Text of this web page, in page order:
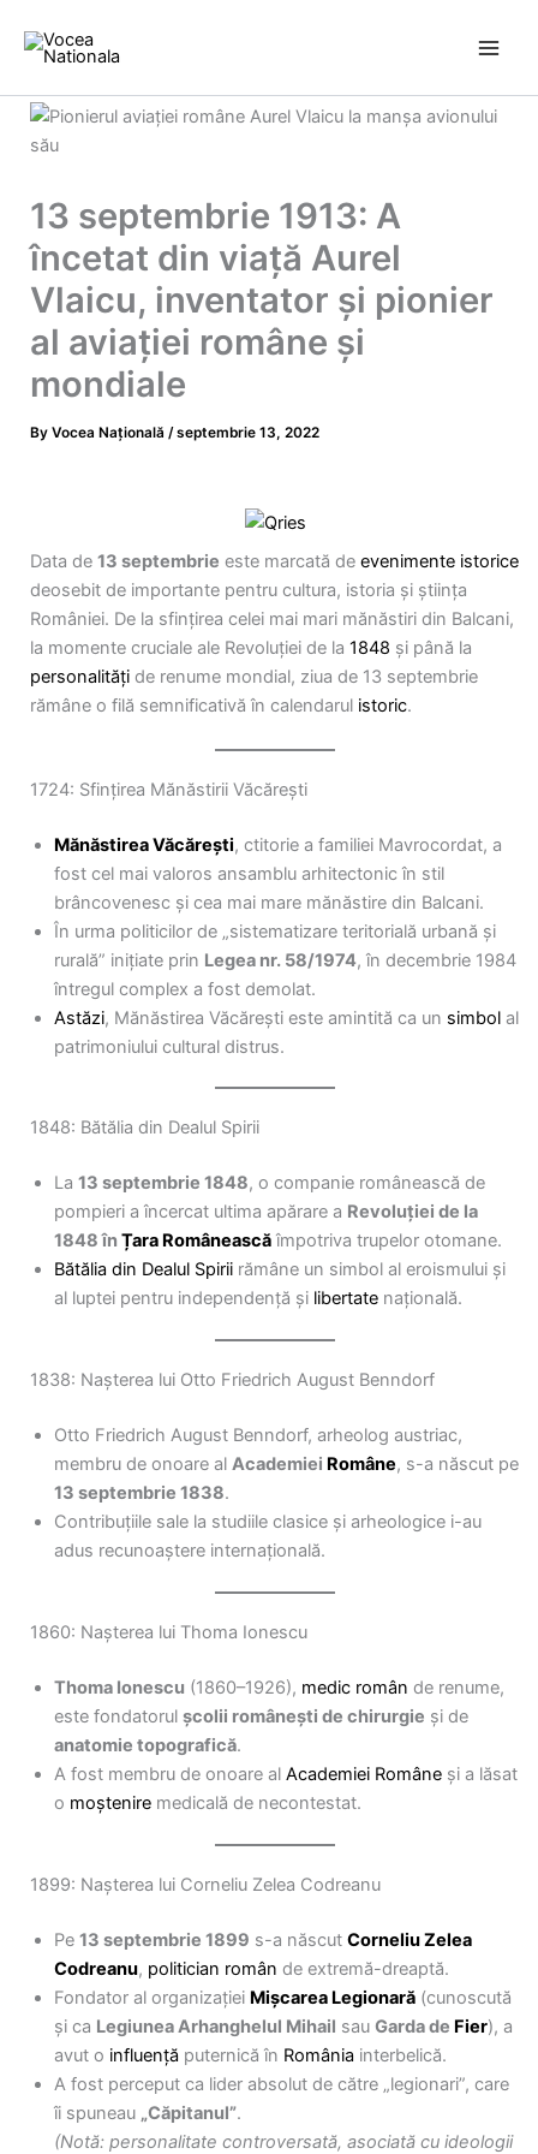
content
13 septembrie 1913: A
încetat din viață Aurel
Vlaicu, inventator și pionier
al aviației române și
mondiale
By Vocea Națională /septembrie 13, 2022
Data de 13 septembrie este marcată de evenimente istorice
deosebit de importante pentru cultura, istoria și știința
României. De la sfințirea celei mai mari mănăstiri din Balcani,
la momente cruciale ale Revoluției de la 1848 și până la
personalități de renume mondial, ziua de 13 septembrie
rămâne o filă semnificativă în calendarul istoric.
1724: Sfințirea Mănăstirii Văcărești
Mănăstirea Văcărești, ctitorie a familiei Mavrocordat, a
fost cel mai valoros ansamblu arhitectonic în stil
brâncovenesc și cea mai mare mănăstire din Balcani.
În urma politicilor de „sistematizare teritorială urbană și
rurală” inițiate prin Legea nr. 58/1974, în decembrie 1984
întregul complex a fost demolat.
Astăzi, Mănăstirea Văcărești este amintită ca un simbol al
patrimoniului cultural distrus.
1848: Bătălia din Dealul Spirii
La 13 septembrie 1848, o companie românească de
pompieri a încercat ultima apărare a Revoluției de la
1848 înȚara Românească împotriva trupelor otomane.
Bătălia din Dealul Spirii rămâne un simbol al eroismului și
al luptei pentru independență și libertate națională.
1838: Nașterea lui Otto Friedrich August Benndorf
Otto Friedrich August Benndorf, arheolog austriac,
membru de onoare al Academiei Române, s-a născut pe
13 septembrie 1838.
Contribuțiile sale la studiile clasice și arheologice i-au
adus recunoaștere internațională.
1860: Nașterea lui Thoma Ionescu
Thoma Ionescu (1860–1926), medic român de renume,
este fondatorul școlii românești de chirurgie și de
anatomie topografică.
A fost membru de onoare al Academiei Române și a lăsat
o moștenire medicală de necontestat.
1899: Nașterea lui Corneliu Zelea Codreanu
Pe 13 septembrie 1899 s-a născut Corneliu Zelea
Codreanu, politician român de extremă-dreaptă.
Fondator al organizației Mișcarea Legionară (cunoscută
și ca Legiunea Arhanghelul Mihail sau Garda de Fier), a
avut o influență puternică în România interbelică.
A fost perceput ca lider absolut de către „legionari”, care
îi spuneau „Căpitanul”.
(Notă: personalitate controversată, asociată cu ideologii